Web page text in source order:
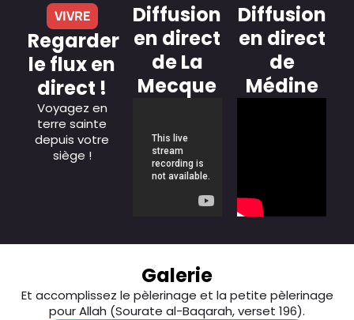
VIVRE
Regarder
le flux en
direct !
Voyagez en
terre sainte
depuis votre
siège !
Diffusion
en direct
de La
Mecque
Diffusion
en direct
de
Médine
Galerie
Et accomplissez le pèlerinage et la petite pèlerinage
pour Allah (Sourate al-Baqarah, verset 196).